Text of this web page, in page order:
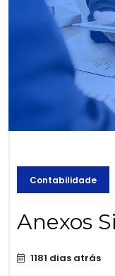
Contabilidade
Anexos
1181 dias atrás